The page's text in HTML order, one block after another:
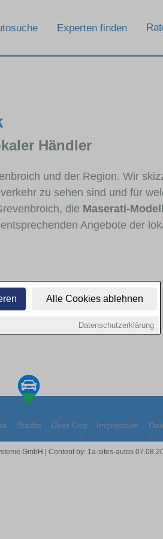
Alle Cookies ablehnen
Datenschutzerklärung
Experten finden
Händler
und der Region. Wir
zu sehen sind und für
die Maserati-
Angebote der
Städte Über Uns Impressum
GmbH | Content by: 1a-sites-autos